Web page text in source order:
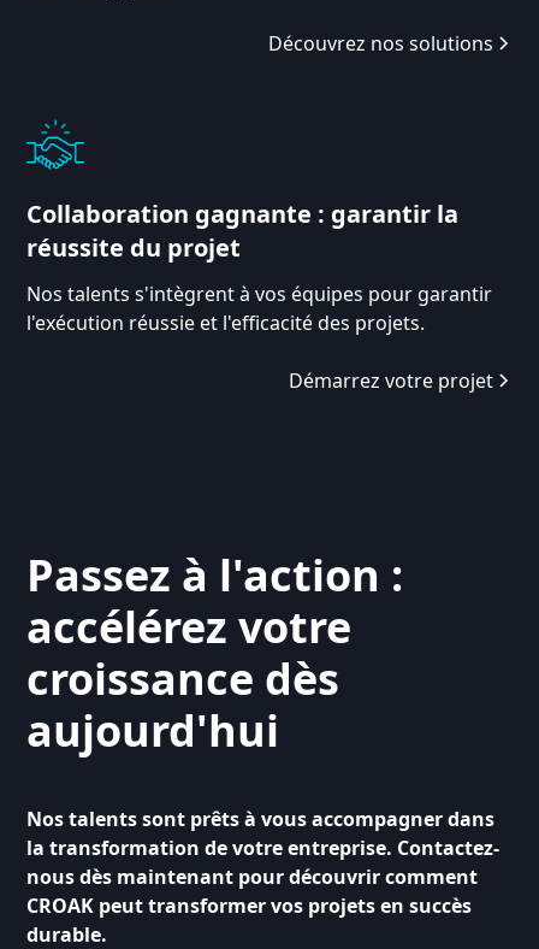
Découvrez nos solutions
Collaboration gagnante : garantir la
réussite du projet
Nos talents s'intègrent à vos équipes pour garantir
l'exécution réussie et l'efficacité des projets.
Démarrez votre projet
Passez à l'action :
accélérez votre
croissance dès
aujourd'hui
Nos talents sont prêts à vous accompagner dans
la transformation de votre entreprise. Contactez-
nous dès maintenant pour découvrir comment
CROAK peut transformer vos projets en succès
durable.